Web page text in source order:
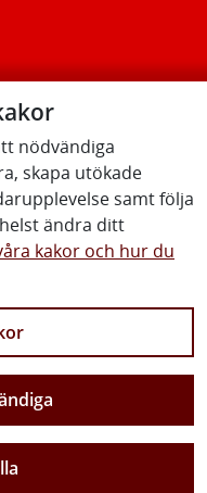
nödvändiga
skapa utökade
samt följa
ändra ditt
kakor och hur du